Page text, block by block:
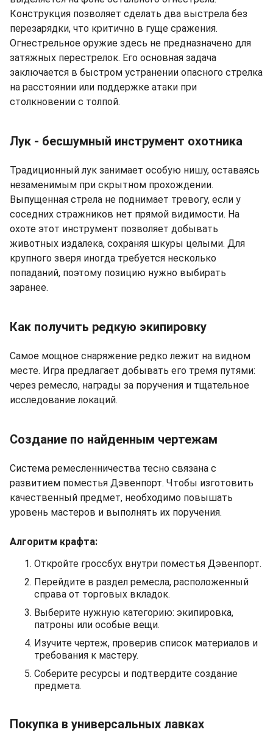
Конструкция позволяет сделать два выстрела без
перезарядки, что критично в гуще сражения.
Огнестрельное оружие здесь не предназначено для
затяжных перестрелок. Его основная задача
заключается в быстром устранении опасного стрелка
на расстоянии или поддержке атаки при
столкновении с толпой.
Лук - бесшумный инструмент охотника
Традиционный лук занимает особую нишу, оставаясь
незаменимым при скрытном прохождении.
Выпущенная стрела не поднимает тревогу, если у
соседних стражников нет прямой видимости. На
охоте этот инструмент позволяет добывать
животных издалека, сохраняя шкуры целыми. Для
крупного зверя иногда требуется несколько
попаданий, поэтому позицию нужно выбирать
заранее.
Как получить редкую экипировку
Самое мощное снаряжение редко лежит на видном
месте. Игра предлагает добывать его тремя путями:
через ремесло, награды за поручения и тщательное
исследование локаций.
Создание по найденным чертежам
Система ремесленничества тесно связана с
развитием поместья Дэвенпорт. Чтобы изготовить
качественный предмет, необходимо повышать
уровень мастеров и выполнять их поручения.
Алгоритм крафта:
Откройте гроссбух внутри поместья Дэвенпорт.
Перейдите в раздел ремесла, расположенный
справа от торговых вкладок.
Выберите нужную категорию: экипировка,
патроны или особые вещи.
Изучите чертеж, проверив список материалов и
требования к мастеру.
Соберите ресурсы и подтвердите создание
предмета.
Покупка в универсальных лавках